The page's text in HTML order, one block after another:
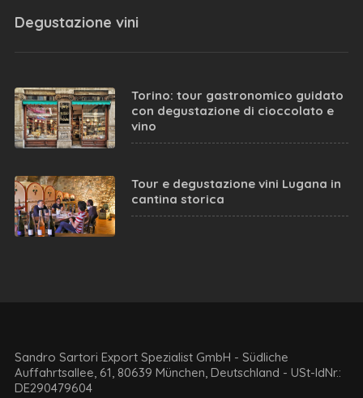
Degustazione vini
Torino: tour gastronomico guidato
con degustazione di cioccolato e
vino
Tour e degustazione vini Lugana in
cantina storica
Sandro Sartori Export Spezialist GmbH - Südliche
Auffahrtsallee, 61, 80639 München, Deutschland - USt-IdNr.:
DE290479604